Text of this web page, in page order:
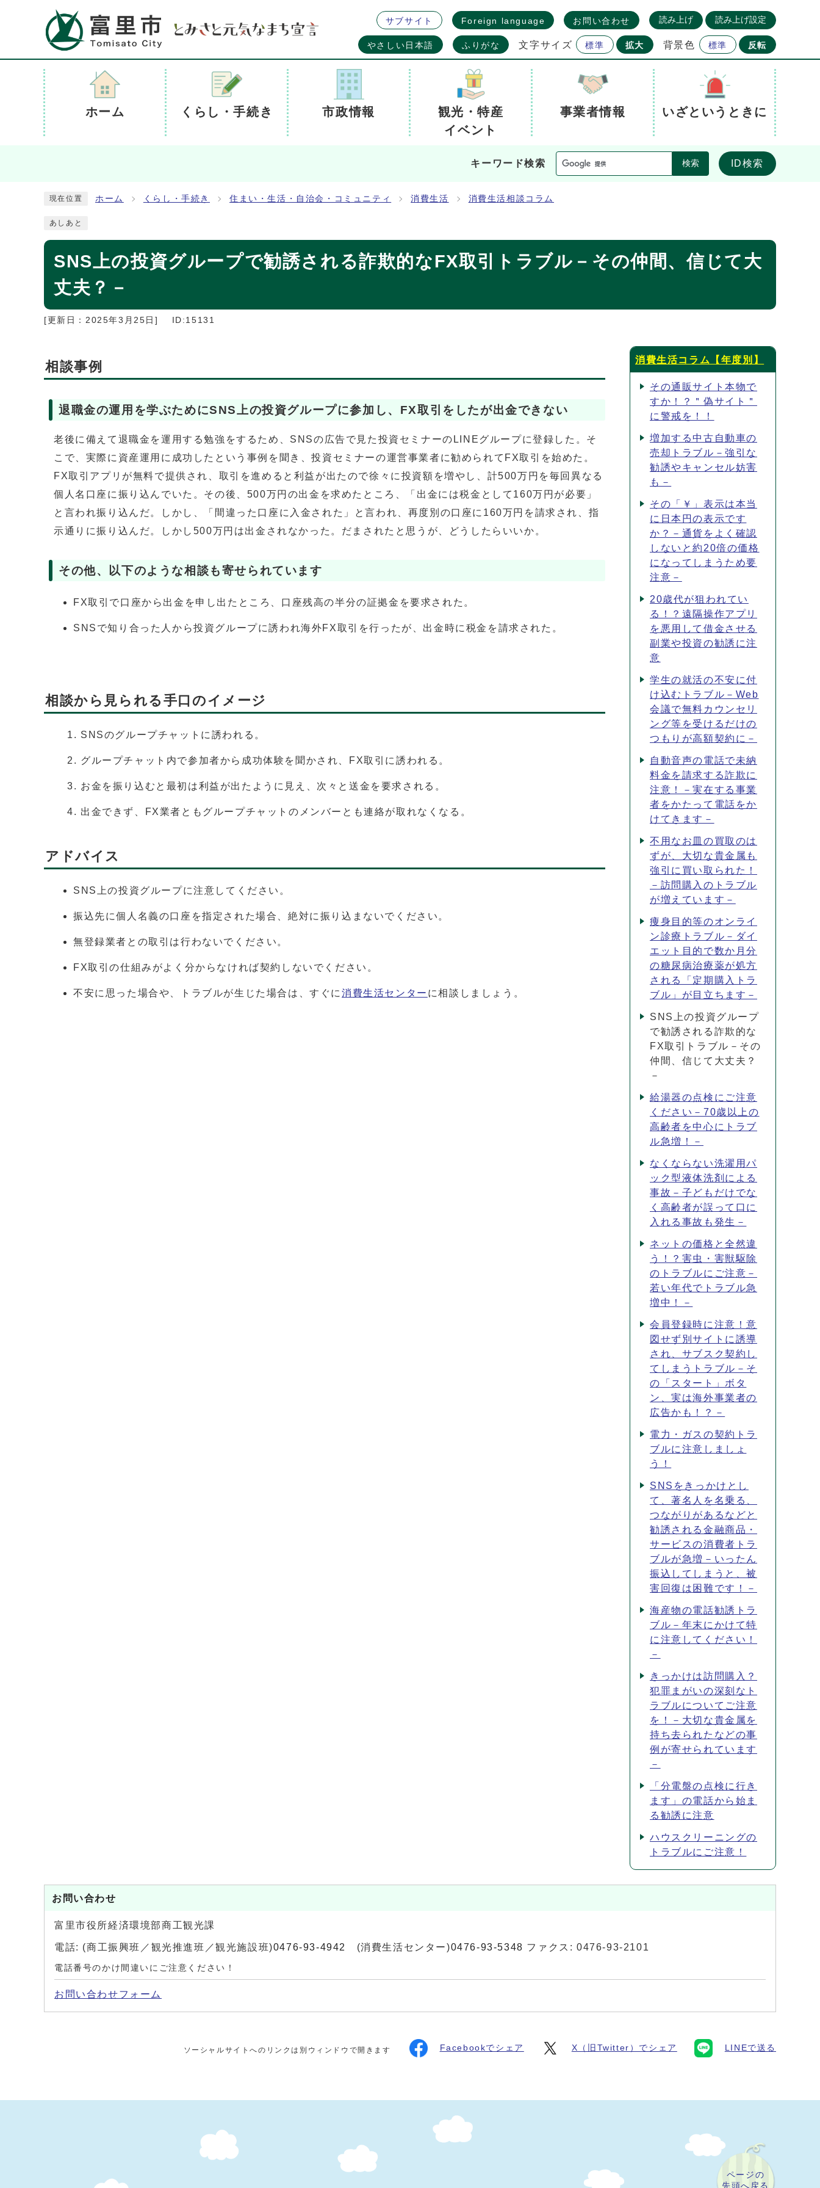
サブサイト Foreign language お問い合わせ 読み上げ 読み上げ設定
やさしい日本語 ふりがな 文字サイズ 標準 拡大 背景色 標準 反転
ホーム くらし・手続き 市政情報
観光・特産
イベント
事業者情報 いざというときに
キーワード検索 検索 ID検索
現在位置 ホーム くらし・手続き 住まい・生活・自治会・コミュニティ 消費生活 消費生活相談コラム
あしあと
SNS上の投資グループで勧誘される詐欺的なFX取引トラブル－その仲間、信じて大
丈夫？－
[更新日： 2025年3月25日 ] ID:15131
相談事例
退職金の運用を学ぶためにSNS上の投資グループに参加し、FX取引をしたが出金できない
老後に備えて退職金を運用する勉強をするため、SNSの広告で見た投資セミナーのLINEグループに登録した。そ
こで、実際に資産運用に成功したという事例を聞き、投資セミナーの運営事業者に勧められてFX取引を始めた。
FX取引アプリが無料で提供され、取引を進めると利益が出たので徐々に投資額を増やし、計500万円を毎回異なる
個人名口座に振り込んでいた。その後、500万円の出金を求めたところ、「出金には税金として160万円が必要」
と言われ振り込んだ。しかし、「間違った口座に入金された」と言われ、再度別の口座に160万円を請求され、指
示通りに振り込んだ。しかし500万円は出金されなかった。だまされたと思うが、どうしたらいいか。
その他、以下のような相談も寄せられています
FX取引で口座から出金を申し出たところ、口座残高の半分の証拠金を要求された。
SNSで知り合った人から投資グループに誘われ海外FX取引を行ったが、出金時に税金を請求された。
相談から見られる手口のイメージ
SNSのグループチャットに誘われる。
グループチャット内で参加者から成功体験を聞かされ、FX取引に誘われる。
お金を振り込むと最初は利益が出たように見え、次々と送金を要求される。
出金できず、FX業者ともグループチャットのメンバーとも連絡が取れなくなる。
アドバイス
SNS上の投資グループに注意してください。
振込先に個人名義の口座を指定された場合、絶対に振り込まないでください。
無登録業者との取引は行わないでください。
FX取引の仕組みがよく分からなければ契約しないでください。
不安に思った場合や、トラブルが生じた場合は、すぐに消費生活センター に相談しましょう。
消費生活コラム【年度別】
その通販サイト本物で
すか！？＂偽サイト＂
に警戒を！！
増加する中古自動車の
売却トラブル－強引な
勧誘やキャンセル妨害
も－
その「￥」表示は本当
に日本円の表示です
か？－通貨をよく確認
しないと約20倍の価格
になってしまうため要
注意－
20歳代が狙われてい
る！？遠隔操作アプリ
を悪用して借金させる
副業や投資の勧誘に注
意
学生の就活の不安に付
け込むトラブル－Web
会議で無料カウンセリ
ング等を受けるだけの
つもりが高額契約に－
自動音声の電話で未納
料金を請求する詐欺に
注意！－実在する事業
者をかたって電話をか
けてきます－
不用なお皿の買取のは
ずが、大切な貴金属も
強引に買い取られた！
－訪問購入のトラブル
が増えています－
痩身目的等のオンライ
ン診療トラブル－ダイ
エット目的で数か月分
の糖尿病治療薬が処方
される「定期購入トラ
ブル」が目立ちます－
SNS上の投資グループ
で勧誘される詐欺的な
FX取引トラブル－その
仲間、信じて大丈夫？
－
給湯器の点検にご注意
ください－70歳以上の
高齢者を中心にトラブ
ル急増！－
なくならない洗濯用パ
ック型液体洗剤による
事故－子どもだけでな
く高齢者が誤って口に
入れる事故も発生－
ネットの価格と全然違
う！？害虫・害獣駆除
のトラブルにご注意－
若い年代でトラブル急
増中！－
会員登録時に注意！意
図せず別サイトに誘導
され、サブスク契約し
てしまうトラブル－そ
の「スタート」ボタ
ン、実は海外事業者の
広告かも！？－
電力・ガスの契約トラ
ブルに注意しましょ
う！
SNSをきっかけとし
て、著名人を名乗る、
つながりがあるなどと
勧誘される金融商品・
サービスの消費者トラ
ブルが急増－いったん
振込してしまうと、被
害回復は困難です！－
海産物の電話勧誘トラ
ブル－年末にかけて特
に注意してください！
－
きっかけは訪問購入？
犯罪まがいの深刻なト
ラブルについてご注意
を！－大切な貴金属を
持ち去られたなどの事
例が寄せられています
－
「分電盤の点検に行き
ます」の電話から始ま
る勧誘に注意
ハウスクリーニングの
トラブルにご注意！
お問い合わせ
富里市役所経済環境部商工観光課
電話: (商工振興班／観光推進班／観光施設班)0476-93-4942 (消費生活センター)0476-93-5348 ファクス: 0476-93-2101
電話番号のかけ間違いにご注意ください！
お問い合わせフォーム
ソーシャルサイトへのリンクは別ウィンドウで開きます Facebookでシェア X（旧Twitter）でシェア LINEで送る
ページの
先頭へ戻る